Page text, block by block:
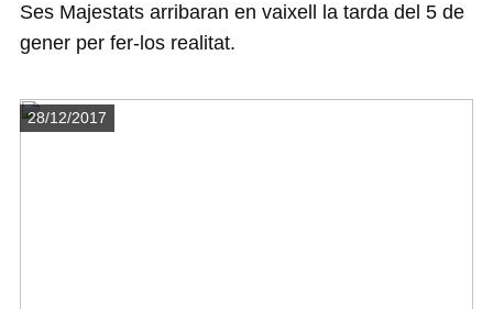
Ses Majestats arribaran en vaixell la tarda del 5 de
gener per fer-los realitat.
Detalls
28/12/2017